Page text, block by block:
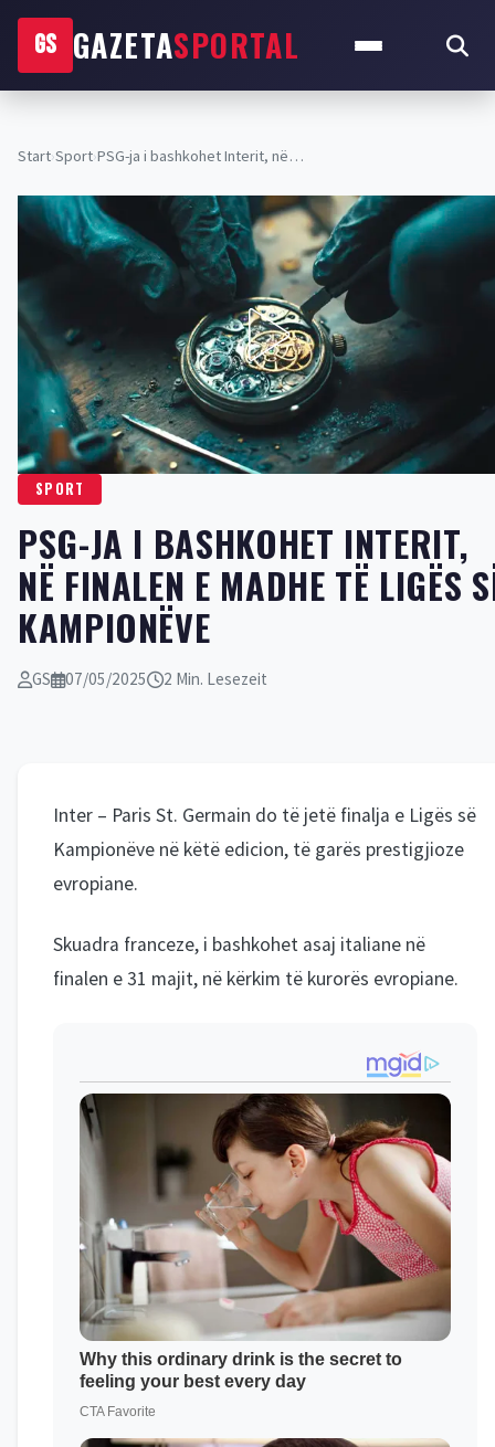
GS GAZETASPORTAL
Start›Sport›PSG-ja i bashkohet Interit, në…
SPORT
PSG-JA I BASHKOHET INTERIT,
NË FINALEN E MADHE TË LIGËS
KAMPIONËVE
GS 07/05/2025 2 Min. Lesezeit
Inter – Paris St. Germain do të jetë finalja e Ligës së
Kampionëve në këtë edicion, të garës prestigjioze
evropiane.
Skuadra franceze, i bashkohet asaj italiane në
finalen e 31 majit, në kërkim të kurorës evropiane.